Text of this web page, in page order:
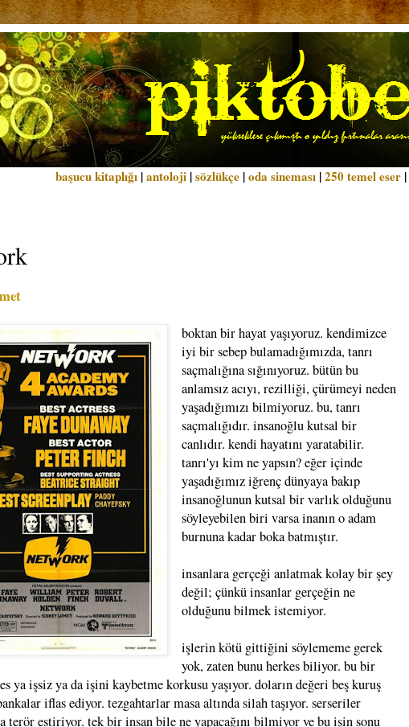
başucu kitaplığı |antoloji |sözlükçe |oda sineması |250 temel eser |
boktan bir hayat yaşıyoruz. kendimizce
iyi bir sebep bulamadığımızda, tanrı
saçmalığına sığınıyoruz. bütün bu
anlamsız acıyı, rezilliği, çürümeyi neden
yaşadığımızı bilmiyoruz. bu, tanrı
saçmalığıdır. insanoğlu kutsal bir
canlıdır. kendi hayatını yaratabilir.
tanrı'yı kim ne yapsın? eğer içinde
yaşadığımız iğrenç dünyaya bakıp
insanoğlunun kutsal bir varlık olduğunu
söyleyebilen biri varsa inanın o adam
burnuna kadar boka batmıştır.
insanlara gerçeği anlatmak kolay bir şey
değil; çünkü insanlar gerçeğin ne
olduğunu bilmek istemiyor.
işlerin kötü gittiğini söylememe gerek
yok, zaten bunu herkes biliyor. bu bir
ya işsiz ya da işini kaybetme korkusu yaşıyor. doların değeri beş kuruş
iflas ediyor. tezgahtarlar masa altında silah taşıyor. serseriler
terör estiriyor. tek bir insan bile ne yapacağını bilmiyor ve bu işin sonu